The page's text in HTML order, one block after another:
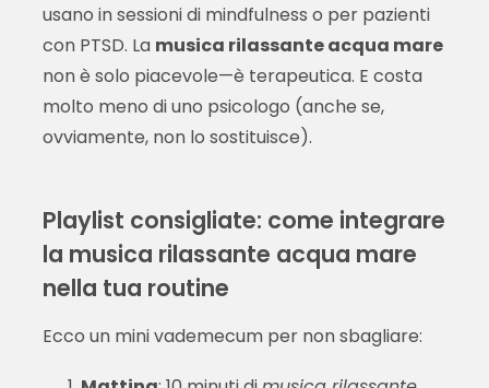
usano in sessioni di mindfulness o per pazienti
con PTSD. La musica rilassante acqua mare
non è solo piacevole—è terapeutica. E costa
molto meno di uno psicologo (anche se,
ovviamente, non lo sostituisce).
Playlist consigliate: come integrare
la musica rilassante acqua mare
nella tua routine
Ecco un mini vademecum per non sbagliare: